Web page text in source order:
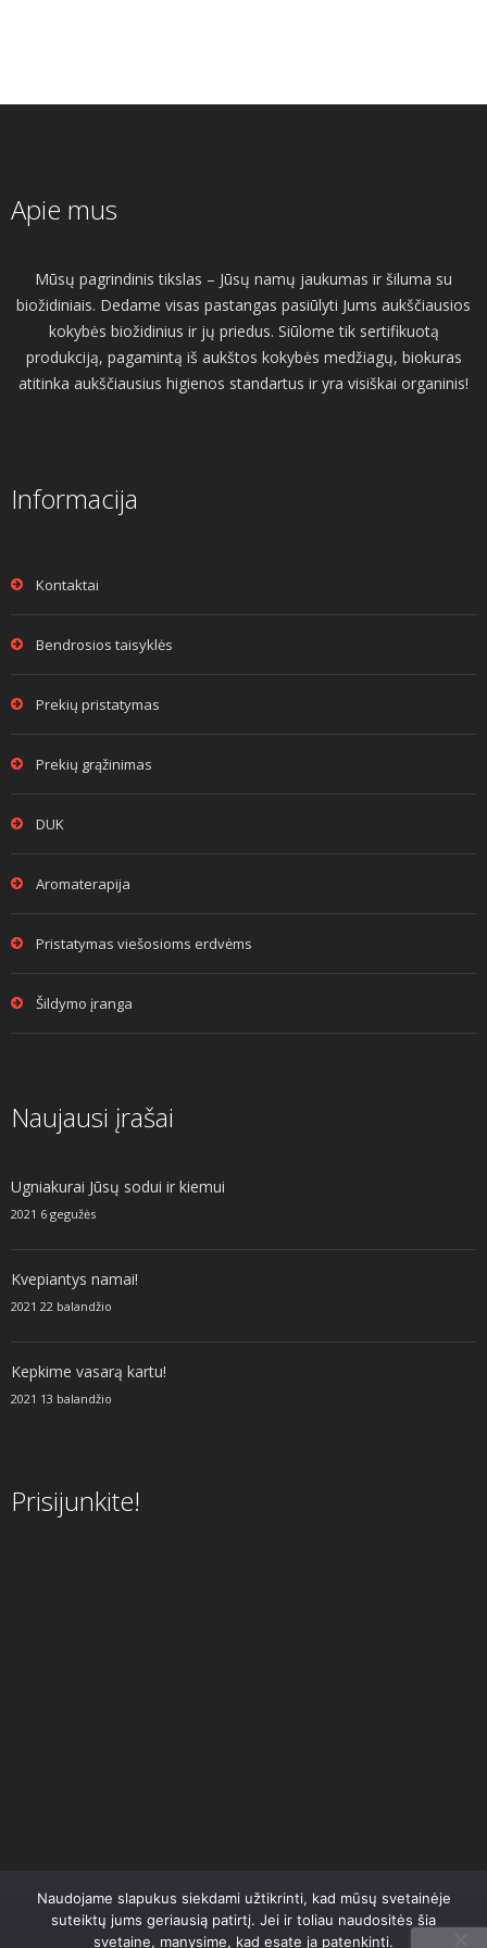
Apie mus
Mūsų pagrindinis tikslas – Jūsų namų jaukumas ir šiluma su
biožidiniais. Dedame visas pastangas pasiūlyti Jums aukščiausios
kokybės biožidinius ir jų priedus. Siūlome tik sertifikuotą
produkciją, pagamintą iš aukštos kokybės medžiagų, biokuras
atitinka aukščiausius higienos standartus ir yra visiškai organinis!
Informacija
Kontaktai
Bendrosios taisyklės
Prekių pristatymas
Prekių grąžinimas
DUK
Aromaterapija
Pristatymas viešosioms erdvėms
Šildymo įranga
Naujausi įrašai
Ugniakurai Jūsų sodui ir kiemui
2021 6 gegužės
Kvepiantys namai!
2021 22 balandžio
Kepkime vasarą kartu!
2021 13 balandžio
Prisijunkite!
Naudojame slapukus siekdami užtikrinti, kad mūsų svetainėje
suteiktų jums geriausią patirtį. Jei ir toliau naudositės šia
svetaine, manysime, kad esate ja patenkinti.